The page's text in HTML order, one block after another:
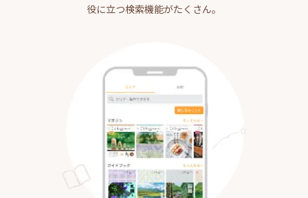
役に立つ検索機能がたくさん。